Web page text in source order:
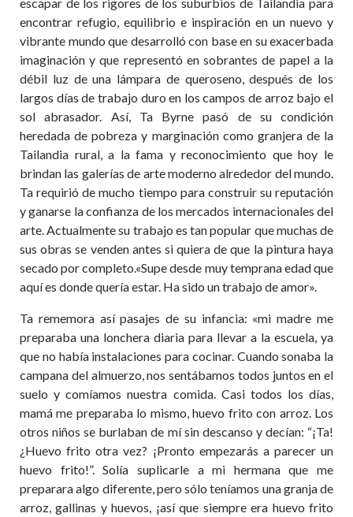
encontrar refugio, equilibrio e inspiración en un nuevo y
vibrante mundo que desarrolló con base en su exacerbada
imaginación y que representó en sobrantes de papel a la
débil luz de una lámpara de queroseno, después de los
largos días de trabajo duro en los campos de arroz bajo el
sol abrasador. Así, Ta Byrne pasó de su condición
heredada de pobreza y marginación como granjera de la
Tailandia rural, a la fama y reconocimiento que hoy le
brindan las galerías de arte moderno alrededor del mundo.
Ta requirió de mucho tiempo para construir su reputación
y ganarse la confianza de los mercados internacionales del
arte. Actualmente su trabajo es tan popular que muchas de
sus obras se venden antes si quiera de que la pintura haya
secado por completo.«Supe desde muy temprana edad que
aquí es donde quería estar. Ha sido un trabajo de amor».
Ta rememora así pasajes de su infancia: «mi madre me
preparaba una lonchera diaria para llevar a la escuela, ya
que no había instalaciones para cocinar. Cuando sonaba la
campana del almuerzo, nos sentábamos todos juntos en el
suelo y comíamos nuestra comida. Casi todos los días,
mamá me preparaba lo mismo, huevo frito con arroz. Los
otros niños se burlaban de mí sin descanso y decían: “¡Ta!
¿Huevo frito otra vez? ¡Pronto empezarás a parecer un
huevo frito!”. Solía suplicarle a mi hermana que me
preparara algo diferente, pero sólo teníamos una granja de
arroz, gallinas y huevos, ¡así que siempre era huevo frito